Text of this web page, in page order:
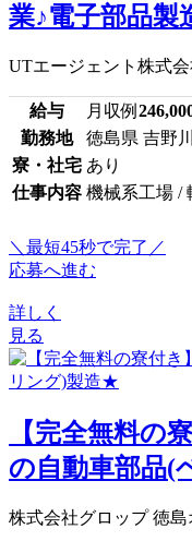
業♪電子部品製
UTエージェント株式会
給与 月収例
勤務地
徳島県 吉野
寮・社宅 あり
仕事内容 機械系工場 /
＼最短45秒で完了／
応募へ進む
詳しく
見る
【完全無料の
の自動車部品
株式会社グロップ 徳島